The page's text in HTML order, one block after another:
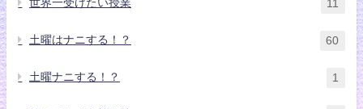
世界一受けたい授業 11
土曜はナニする！？ 60
土曜ナニする！？ 1